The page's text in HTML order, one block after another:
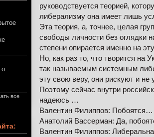
руководствуется теорией,
либерализму она имеет лишь
Эта теория, а, точнее, целая
свободы личности без оглядки
степени опирается именно на
Но, как раз то, что творится на
так называемым системным
эту свою веру, они рискуют и
Поэтому сейчас внутри
надеюсь …
Валентин Филиппов: Побоятся…
Анатолий Вассерман: Да,
Валентин Филиппов:
все